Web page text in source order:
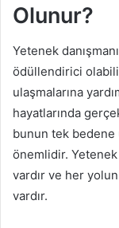
Olunur?
Yetenek
ödüllendirici
ulaşmalarına
hayatlarında
bunun tek bedene
önemlidir. Yetenek
vardır ve her
vardır.